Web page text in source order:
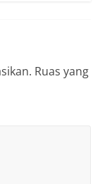
Ruas yang